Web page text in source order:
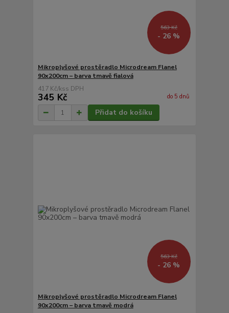
563 Kč
- 26 %
Mikroplyšové prostěradlo Microdream Flanel
90x200cm – barva tmavě fialová
417 Kč/ks
345 Kč do 5 dnů
Přidat do košíku
563 Kč
- 26 %
Mikroplyšové prostěradlo Microdream Flanel
90x200cm – barva tmavě modrá